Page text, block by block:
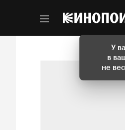
У
в
не